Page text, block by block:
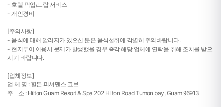
- 호텔 픽업/드랍 서비스
- 개인경비
[주의사항]
- 음식에 대해 알러지가 있으신 분은 음식섭취에 각별히 주의바랍니다.
- 현지투어 이용시 문제가 발생했을 경우 즉각 해당 업체에 연락을 취해 조치를 받으
시기 바랍니다.
[업체정보]
업 체 명 : 힐튼 피셔맨스 코브
주 소 : Hilton Guam Resort & Spa 202 Hilton Road Tumon bay, Guam 96913